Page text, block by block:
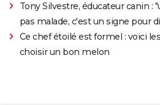
Tony Silvestre, éducateur canin :
pas malade, c'est un signe pour
Ce chef étoilé est formel : voici
choisir un bon melon